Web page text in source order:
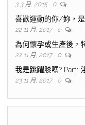
3 3 月, 2015 0
喜歡運動的你/妳，
22 11 月, 2017 0
為何懷孕或生產後，
22 11 月, 2017 0
我是跳躍膝嗎?
23 11 月, 2017 0